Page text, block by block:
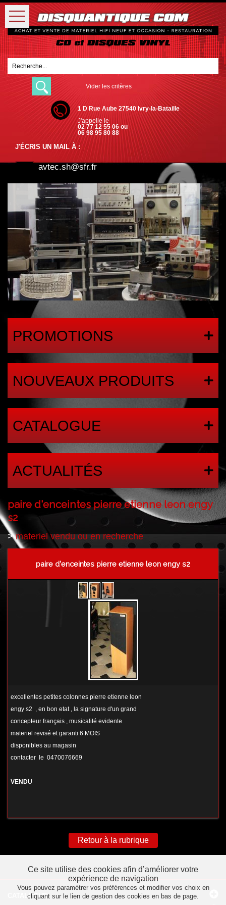
Vider les critères
1 D Rue Aube 27540 Ivry-la-Bataille
J'appelle le
02 77 12 55 06 ou
06 98 95 80 88
J'ÉCRIS UN MAIL À :
avtec.sh@sfr.fr
PROMOTIONS
NOUVEAUX PRODUITS
CATALOGUE
ACTUALITÉS
paire d'enceintes pierre etienne leon engy
s2
>materiel vendu ou en recherche
paire d'enceintes pierre etienne leon engy s2
excellentes petites colonnes pierre etienne leon
engy s2 , en bon etat , la signature d'un grand
concepteur français , musicalité evidente
materiel revisé et garanti 6 MOIS
disponibles au magasin
contacter le 0470076669
VENDU
Retour à la rubrique
CATALOGUE
Ce site utilise des cookies afin d’améliorer votre
expérience de navigation
Vous pouvez paramétrer vos préférences et modifier vos choix en
cliquant sur le lien de gestion des cookies en bas de page.